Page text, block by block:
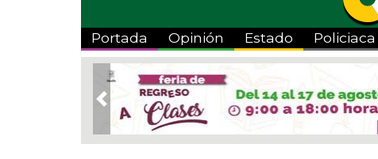
Portada Opinión Estado Policiaca
Previous